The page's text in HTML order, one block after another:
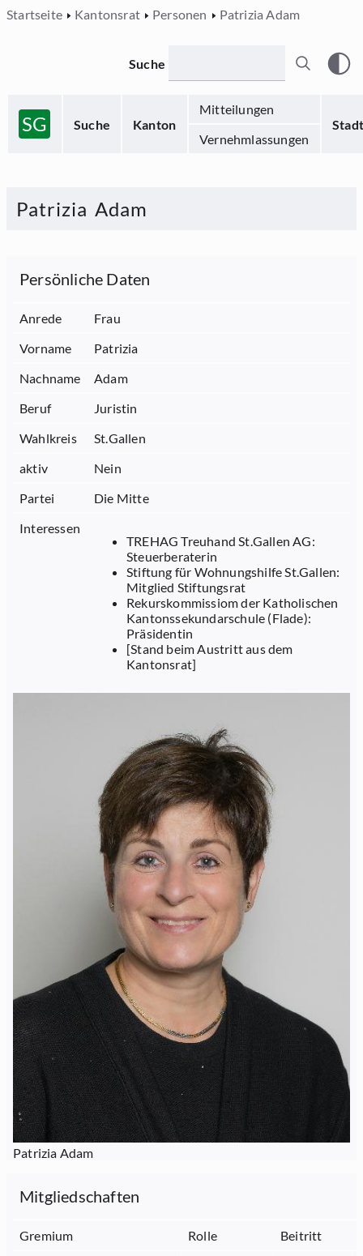
Startseite Kantonsrat Personen Patrizia Adam
SG Suche Kanton
Mitteilungen
Stadt
Vernehmlassungen
Suche
Patrizia Adam
Persönliche Daten
Anrede
Frau
Vorname
Patrizia
Nachname
Adam
Beruf
Juristin
Wahlkreis
St.Gallen
aktiv
Nein
Partei
Die Mitte
Interessen
TREHAG Treuhand St.Gallen AG:
Steuerberaterin
Stiftung für Wohnungshilfe St.Gallen:
Mitglied Stiftungsrat
Rekurskommissiom der Katholischen
Kantonssekundarschule (Flade):
Präsidentin
[Stand beim Austritt aus dem
Kantonsrat]
Patrizia Adam
Mitgliedschaften
Gremium Rolle Beitritt